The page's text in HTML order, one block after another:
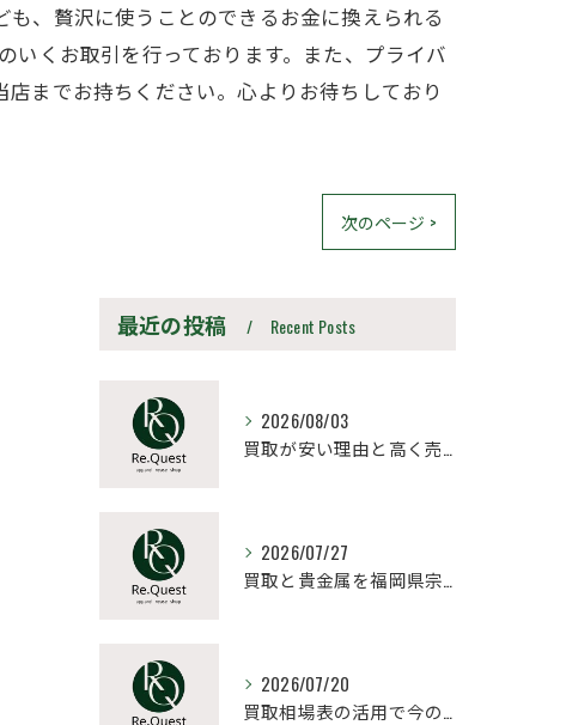
、贅沢に使うことのできるお金に換えられる
いくお取引を行っております。また、プライバ
までお持ちください。心よりお待ちしており
次のページ >
最近の投稿 Recent Posts
2026/08/03
買取が安い理由と高く売るための見極め方と相場比較法
2026/07/27
買取と貴金属を福岡県宗像市朝倉市で納得価格にするポイントと高値売却の極意
2026/07/20
買取相場表の活用で今の愛車を高く売るための最新データ比較と売却タイミング戦略